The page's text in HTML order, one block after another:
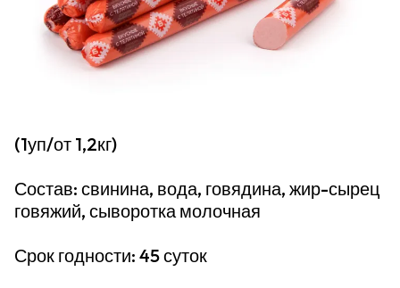
(1уп/от 1,2кг)
Состав: свинина, вода, говядина, жир-сырец
говяжий, сыворотка молочная
Срок годности: 45 суток